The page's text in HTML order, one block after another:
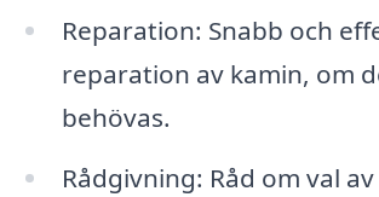
Reparation: Snabb och
reparation av kamin, om
behövas.
Rådgivning: Råd om val